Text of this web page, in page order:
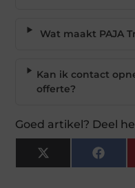
Wat maakt PAJA
Kan ik contact
offerte?
Goed artikel? Deel
X
(Twitter)